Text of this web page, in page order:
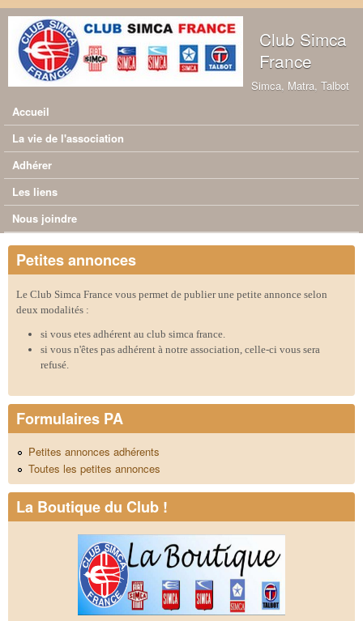
Aller au contenu principal
Club Simca
France
Simca, Matra, Talbot
Menu principal
Accueil
La vie de l'association
Adhérer
Les liens
Nous joindre
Petites annonces
Le Club Simca France vous permet de publier une petite annonce selon
deux modalités :
si vous etes adhérent au club simca france.
si vous n'êtes pas adhérent à notre association, celle-ci vous sera
refusé.
Formulaires PA
Petites annonces adhérents
Toutes les petites annonces
La Boutique du Club !